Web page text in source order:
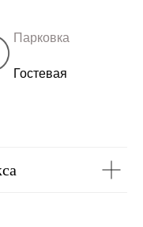
Парковка
Гостевая